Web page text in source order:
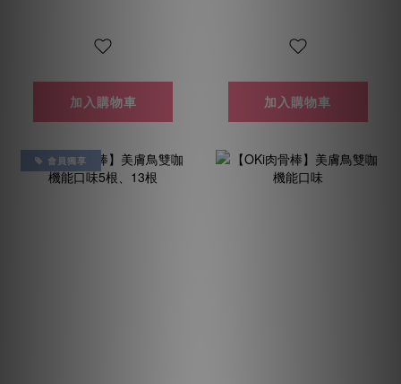
加入購物車 加入購物車
會員獨享